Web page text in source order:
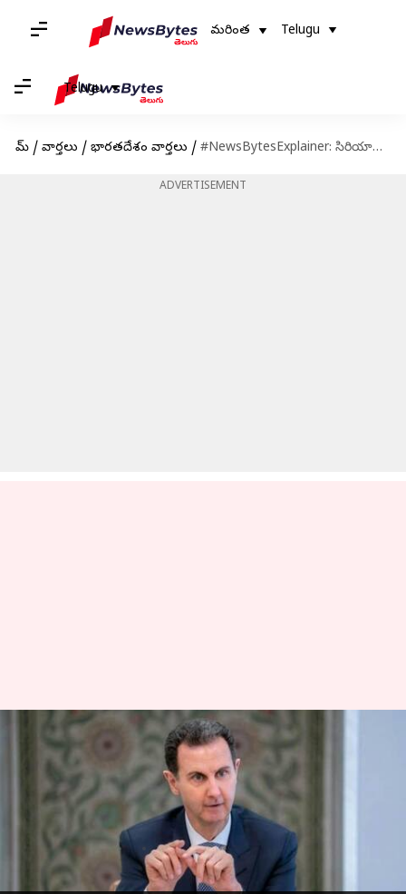
మరింత Telugu
Telugu
హోమ్ / వార్తలు / భారతదేశం వార్తలు / #NewsBytesExplainer: సిరియాలో తిరుగుబాటు ప్రభావం భారత్‌పై ఎలా ఉంటుంది.. రెండు దేశాల మధ్య సంబంధాలు ఎలా ఉన్నాయి?
ADVERTISEMENT
#NewsBytesExplainer: సిరియాలో
తిరుగుబాటు ప్రభావం భారత్‌పై ఎలా
ఉంటుంది.. రెండు దేశాల మధ్య
సంబంధాలు ఎలా ఉన్నాయి?
Sirish Praharaju Dec 10, 2024 01:53 pm